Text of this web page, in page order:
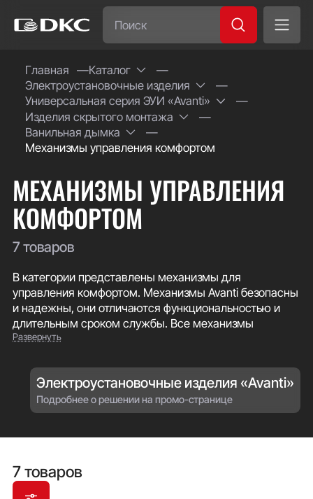
Главная
Каталог
Электроустановочные изделия
Универсальная серия ЭУИ «Avanti»
Изделия скрытого монтажа
Ванильная дымка
Механизмы управления комфортом
МЕХАНИЗМЫ УПРАВЛЕНИЯ
КОМФОРТОМ
7 товаров
В категории представлены механизмы для
управления комфортом. Механизмы Avanti безопасны
и надежны, они отличаются функциональностью и
длительным сроком службы. Все механизмы
поставляются в комплекте с прочным
Развернуть
Электроустановочные изделия «Avanti»
Подробнее о решении на промо-странице
7 товаров
Часто ищут:
Специсполнение